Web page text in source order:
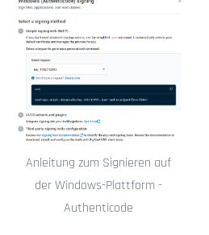
Anleitung zum Signieren auf
der Windows-Plattform -
Authenticode